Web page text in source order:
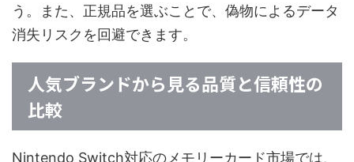
う。また、正規品を選ぶことで、偽物によるデータ
消失リスクを回避できます。
人気ブランドから見る品質と信頼性の
比較
Nintendo Switch対応のメモリーカード市場では、